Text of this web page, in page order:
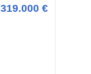
319.000 €